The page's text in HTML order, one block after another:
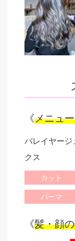
《メニュ
バレイヤージ
クス
カット
パーマ
《髪・顔